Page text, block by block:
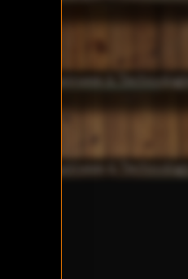
Business & Technologie
Business & Technology